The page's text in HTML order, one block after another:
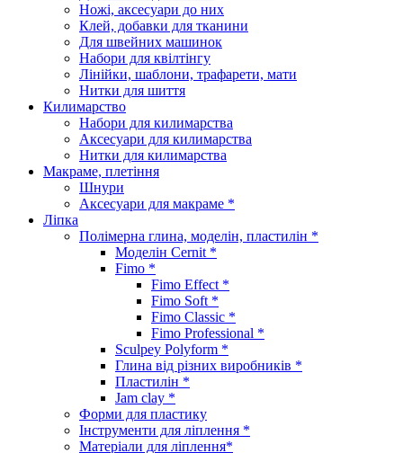
Ножі, аксесуари до них
Клей, добавки для тканини
Для швейних машинок
Набори для квілтінгу
Лінійки, шаблони, трафарети, мати
Нитки для шиття
Килимарство
Набори для килимарства
Аксесуари для килимарства
Нитки для килимарства
Макраме, плетіння
Шнури
Аксесуари для макраме *
Ліпка
Полімерна глина, моделін, пластилін *
Моделін Cernit *
Fimo *
Fimo Effect *
Fimo Soft *
Fimo Classic *
Fimo Professional *
Sculpey Polyform *
Глина від різних виробників *
Пластилін *
Jam clay *
Форми для пластику
Інструменти для ліплення *
Матеріали для ліплення*